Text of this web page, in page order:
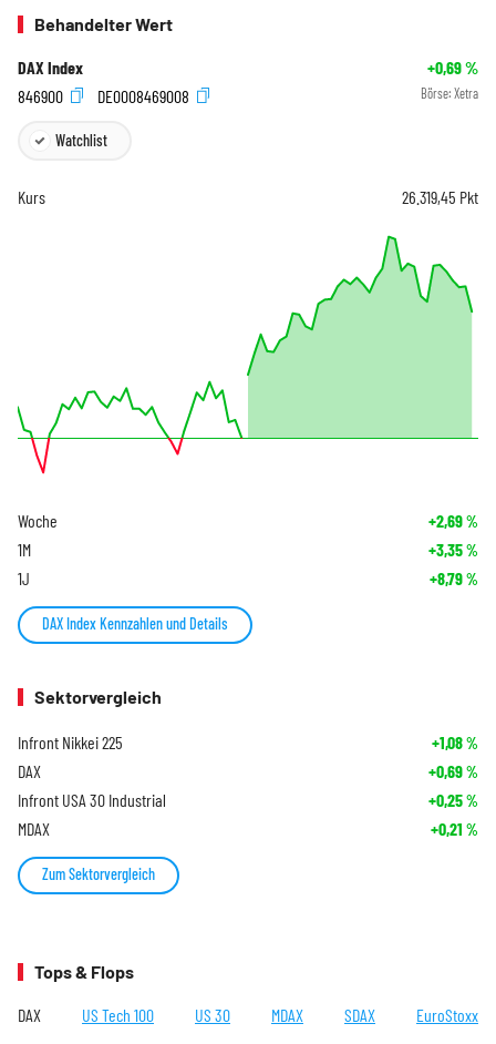
Behandelter Wert
DAX Index +0,69%
846900
DE0008469008 Börse: Xetra
Watchlist
Kurs 26.319,45 Pkt
Woche +2,69%
1M +3,35%
1J +8,79%
DAX Index Kennzahlen und Details
Sektorvergleich
Infront Nikkei 225 +1,08%
DAX +0,69%
Infront USA 30 Industrial +0,25%
MDAX +0,21 %
Zum Sektorvergleich
Tops & Flops
DAX US Tech 100 US 30 MDAX SDAX EuroStoxx